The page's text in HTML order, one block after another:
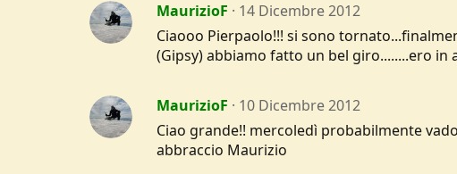
MaurizioF
14 Dicembre 2012
Ciaooo Pierpaolo!!! si sono
(Gipsy) abbiamo fatto un bel giro........ero
MaurizioF
10 Dicembre 2012
Ciao grande!! mercoledì probabilmente
abbraccio Maurizio